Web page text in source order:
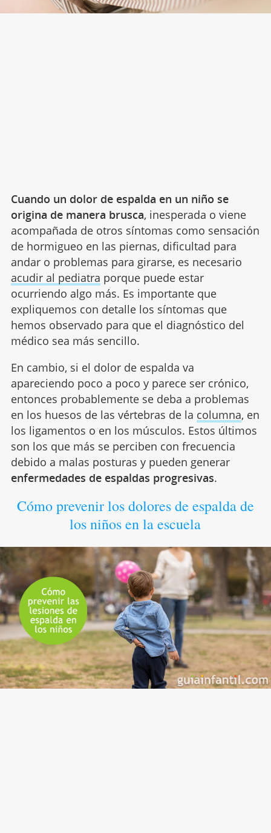
Cuando un dolor de espalda en un niño se
origina de manera brusca, inesperada o viene
acompañada de otros síntomas como sensación
de hormigueo en las piernas, dificultad para
andar o problemas para girarse, es necesario
acudir al pediatra porque puede estar
ocurriendo algo más. Es importante que
expliquemos con detalle los síntomas que
hemos observado para que el diagnóstico del
médico sea más sencillo.
En cambio, si el dolor de espalda va
apareciendo poco a poco y parece ser crónico,
entonces probablemente se deba a problemas
en los huesos de las vértebras de la columna, en
los ligamentos o en los músculos. Estos últimos
son los que más se perciben con frecuencia
debido a malas posturas y pueden generar
enfermedades de espaldas progresivas.
Cómo prevenir los dolores de espalda de
los niños en la escuela